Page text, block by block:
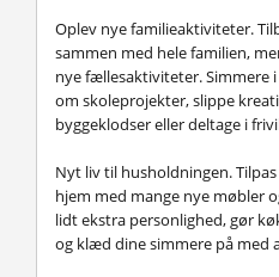
Oplev nye familieaktiviteter.
sammen med hele familien,
nye fællesaktiviteter. Simmere
om skoleprojekter, slippe
byggeklodser eller deltage i
Nyt liv til husholdningen.
hjem med mange nye møbler
lidt ekstra personlighed, gør
og klæd dine simmere på med